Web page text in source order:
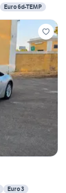
Euro 6d-TEMP
Euro 3